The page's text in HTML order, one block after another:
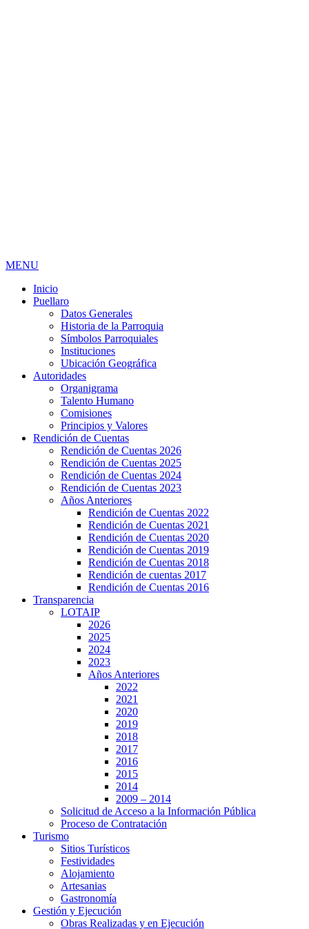
MENU
Inicio
Puellaro
Datos Generales
Historia de la Parroquia
Símbolos Parroquiales
Instituciones
Ubicación Geográfica
Autoridades
Organigrama
Talento Humano
Comisiones
Principios y Valores
Rendición de Cuentas
Rendición de Cuentas 2026
Rendición de Cuentas 2025
Rendición de Cuentas 2024
Rendición de Cuentas 2023
Años Anteriores
Rendición de Cuentas 2022
Rendición de Cuentas 2021
Rendición de Cuentas 2020
Rendición de Cuentas 2019
Rendición de Cuentas 2018
Rendición de cuentas 2017
Rendición de Cuentas 2016
Transparencia
LOTAIP
2026
2025
2024
2023
Años Anteriores
2022
2021
2020
2019
2018
2017
2016
2015
2014
2009 – 2014
Solicitud de Acceso a la Información Pública
Proceso de Contratación
Turismo
Sitios Turísticos
Festividades
Alojamiento
Artesanias
Gastronomía
Gestión y Ejecución
Obras Realizadas y en Ejecución